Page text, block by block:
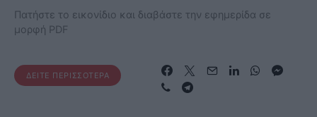
Πατήστε το εικονίδιο και διαβάστε την εφημερίδα σε
μορφή PDF
ΔΕΊΤΕ ΠΕΡΙΣΣΌΤΕΡΑ